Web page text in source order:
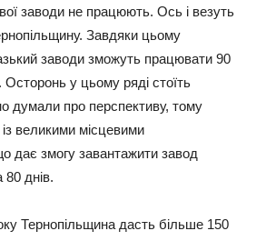
заводи не працюють. Ось і везуть
Завдяки цьому
заводи зможуть працювати 90
Осторонь у цьому ряді стоїть
думали про перспективу, тому
великими місцевими
дає змогу завантажити завод
днів.
Тернопільщина дасть більше 150